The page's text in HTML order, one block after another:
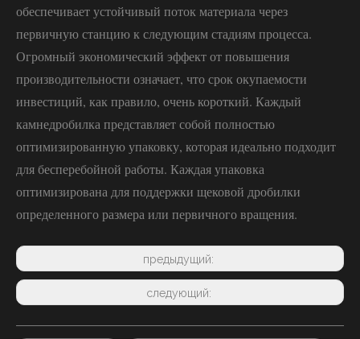
обеспечивает устойчивый поток материала через
первичную станцию ​​к следующим стадиям процесса.
Огромный экономический эффект от повышения
производительности означает, что срок окупаемости
инвестиций, как правило, очень короткий. Каждый
камнедробилка представляет собой полностью
оптимизированную упаковку, которая идеально подходит
для бесперебойной работы. Каждая упаковка
оптимизирована для поддержки щековой дробилки
определенного размера или первичного вращения.
предыдущий:
следующий: